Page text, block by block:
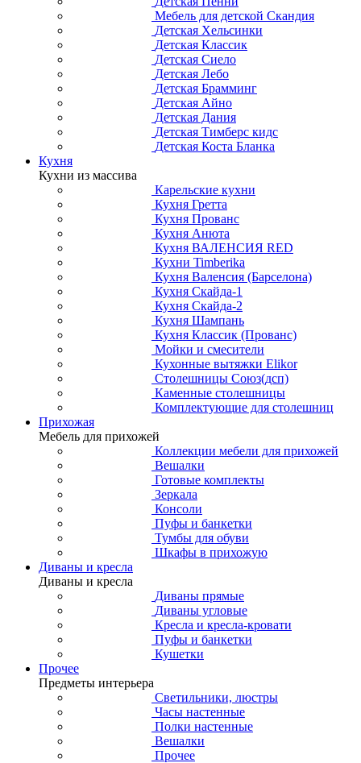
Мебель для детской Скандия
Детская Хельсинки
Детская Классик
Детская Сиело
Детская Лебо
Детская Брамминг
Детская Айно
Детская Дания
Детская Тимберс кидс
Детская Коста Бланка
Кухня
Кухни из массива
Карельские кухни
Кухня Гретта
Кухня Прованс
Кухня Анюта
Кухня ВАЛЕНСИЯ RED
Кухни Timberika
Кухня Валенсия (Барселона)
Кухня Скайда-1
Кухня Скайда-2
Кухня Шампань
Кухня Классик (Прованс)
Мойки и смесители
Кухонные вытяжки Elikor
Столешницы Союз(дсп)
Каменные столешницы
Комплектующие для столешниц
Прихожая
Мебель для прихожей
Коллекции мебели для прихожей
Вешалки
Готовые комплекты
Зеркала
Консоли
Пуфы и банкетки
Тумбы для обуви
Шкафы в прихожую
Диваны и кресла
Диваны и кресла
Диваны прямые
Диваны угловые
Кресла и кресла-кровати
Пуфы и банкетки
Кушетки
Прочее
Предметы интерьера
Светильники, люстры
Часы настенные
Полки настенные
Вешалки
Прочее